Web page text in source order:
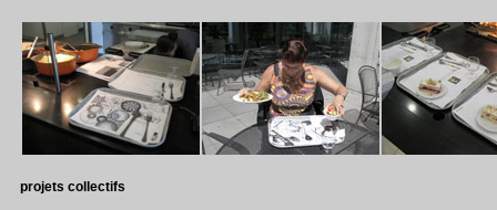
projets collectifs